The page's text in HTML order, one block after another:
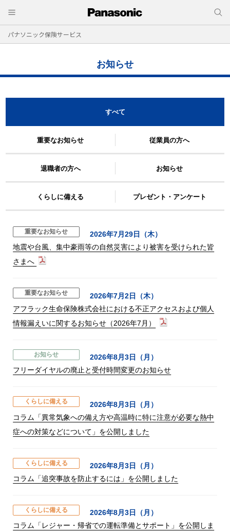
パナソニック保険サービス
お知らせ
すべて
重要なお知らせ 従業員の方へ
退職者の方へ お知らせ
くらしに備える プレゼント・アンケート
重要なお知らせ
2026年7月29日（木）
地震や台風、集中豪雨等の自然災害により被害を受けられた皆
さまへ
重要なお知らせ
2026年7月2日（木）
アフラック生命保険株式会社における不正アクセスおよび個人
情報漏えいに関するお知らせ（2026年7月）
お知らせ
2026年8月3日（月）
フリーダイヤルの廃止と受付時間変更のお知らせ
くらしに備える
2026年8月3日（月）
コラム「異常気象への備え方や高温時に特に注意が必要な熱中
症への対策などについて」を公開しました
くらしに備える
2026年8月3日（月）
コラム「追突事故を防止するには」を公開しました
くらしに備える
2026年8月3日（月）
コラム「レジャー・帰省での運転準備とサポート」を公開しま